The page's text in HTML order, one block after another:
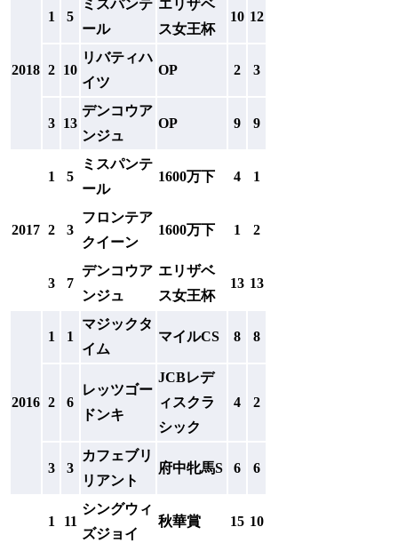
2018
1 5
ミスパンテ
ール
エリザベ
ス女王杯
10 12
2 10
リバティハ
イツ
OP 2 3
3 13
デンコウア
ンジュ
OP 9 9
2017
1 5
ミスパンテ
ール
1600万下 4 1
2 3
フロンテア
クイーン
1600万下 1 2
3 7
デンコウア
ンジュ
エリザベ
ス女王杯
13 13
2016
1 1
マジックタ
イム
マイルCS 8 8
2 6
レッツゴー
ドンキ
JCBレデ
ィスクラ
シック
4 2
3 3
カフェブリ
リアント
府中牝馬S 6 6
1 11
シングウィ
ズジョイ
秋華賞 15 10